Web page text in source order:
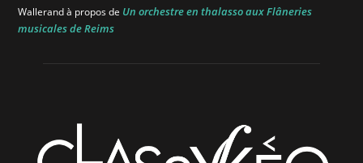
Wallerandà propos de Un orchestre en thalasso aux Flâneries
musicales de Reims